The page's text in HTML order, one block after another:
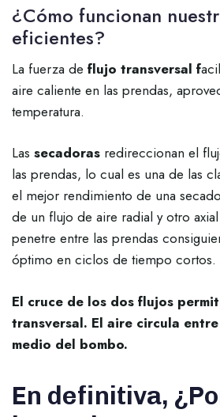
¿Cómo funcionan
eficientes?
La fuerza de flujo transversal f
aire caliente en las prendas,
temperatura.
Las secadoras redireccionan el
las prendas, lo cual es una de las
el mejor rendimiento de una
de un flujo de aire radial y otro
penetre entre las prendas
óptimo en ciclos de tiempo cortos.
El cruce de los dos flujos
transversal. El aire circula
medio del bombo.
En definitiva,